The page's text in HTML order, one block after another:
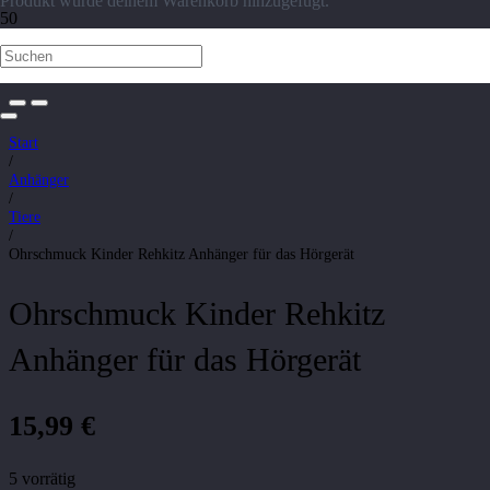
Start
/
Anhänger
/
Tiere
/
Ohrschmuck Kinder Rehkitz Anhänger für das Hörgerät
Ohrschmuck Kinder Rehkitz
Anhänger für das Hörgerät
15,99 €
5 vorrätig